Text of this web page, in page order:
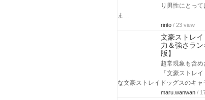
り男性にとっ
ま…
ririto / 23 view
文豪ストレ
力＆強さラ
版】
超常現象も含
「文豪ストレ
な文豪ストレイドッグスのキ
maru.wanwan /